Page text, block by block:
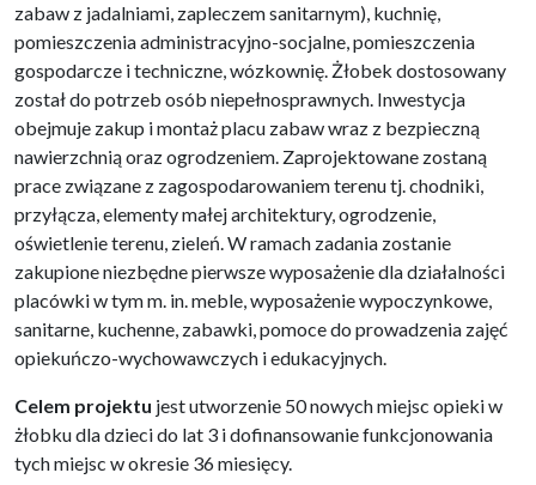
zabaw z jadalniami, zapleczem sanitarnym), kuchnię,
pomieszczenia administracyjno-socjalne, pomieszczenia
gospodarcze i techniczne, wózkownię. Żłobek dostosowany
został do potrzeb osób niepełnosprawnych. Inwestycja
obejmuje zakup i montaż placu zabaw wraz z bezpieczną
nawierzchnią oraz ogrodzeniem. Zaprojektowane zostaną
prace związane z zagospodarowaniem terenu tj. chodniki,
przyłącza, elementy małej architektury, ogrodzenie,
oświetlenie terenu, zieleń. W ramach zadania zostanie
zakupione niezbędne pierwsze wyposażenie dla działalności
placówki w tym m. in. meble, wyposażenie wypoczynkowe,
sanitarne, kuchenne, zabawki, pomoce do prowadzenia zajęć
opiekuńczo-wychowawczych i edukacyjnych.
Celem projektu jest utworzenie 50 nowych miejsc opieki w
żłobku dla dzieci do lat 3 i dofinansowanie funkcjonowania
tych miejsc w okresie 36 miesięcy.